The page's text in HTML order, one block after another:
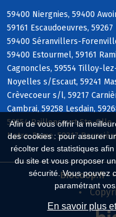
Afin de vous offrir la
des cookies : pour assurer
récolter des statistiques
du site et vous proposer
sécurité. Vous pouvez
paramétrant
En savoir plus
59400 Niergnies, 59400
59161 Escaudoeuvres,
59400 Séranvillers-
59400 Estourmel, 59161
Cagnoncles, 59554 Tilloy-
Noyelles s/Escaut, 59241
Crèvecoeur s/l, 59217
Cambrai, 59258 Lesdain,
59554 Raillencourt-Ste-
Notre-Dame, 59217
Biocoop.fr